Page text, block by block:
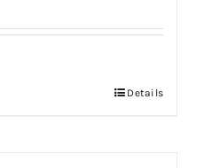
Details